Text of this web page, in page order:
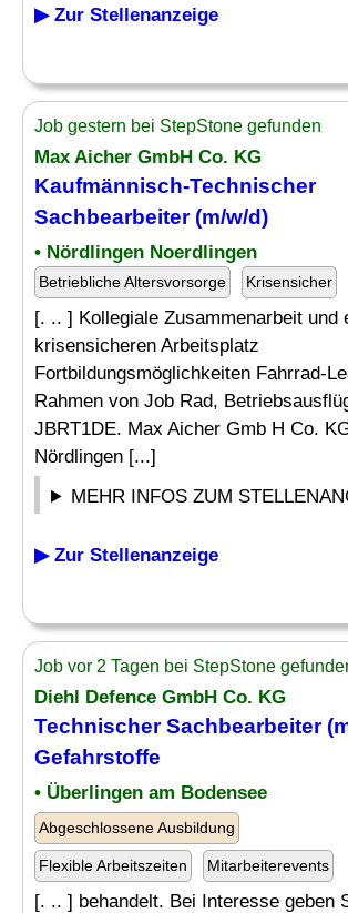
▶ Zur Stellenanzeige
Job gestern bei StepStone gefunden
Max Aicher GmbH Co. KG
Kaufmännisch-Technischer
Sachbearbeiter(m/w/d)
• Nördlingen Noerdlingen
Betriebliche Altersvorsorge Krisensicher
[. .. ] Kollegiale Zusammenarbeit und
krisensicheren Arbeitsplatz
Fortbildungsmöglichkeiten Fahrrad-
Rahmen von Job Rad,
JBRT1DE. Max Aicher Gmb H Co.
Nördlingen [...]
MEHR INFOS ZUM
▶ Zur Stellenanzeige
Job vor 2 Tagen bei StepStone
Diehl Defence GmbH Co. KG
Technischer Sachbearbeiter
Gefahrstoffe
• Überlingen am Bodensee
Abgeschlossene Ausbildung
Flexible Arbeitszeiten Mitarbeiterevents
[. .. ] behandelt. Bei Interesse geben